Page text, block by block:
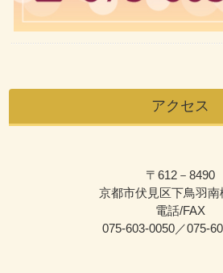
アクセス
〒612－8490
京都市伏見区下鳥羽南
電話/FAX
075-603-0050／075-